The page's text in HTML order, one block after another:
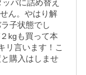
パに詰め替え
ん。やはり解
子状態でし
kgも買って本
リ言います！こ
購入はしませ